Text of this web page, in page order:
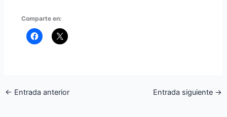
Comparte en:
← Entrada anterior Entrada siguiente →